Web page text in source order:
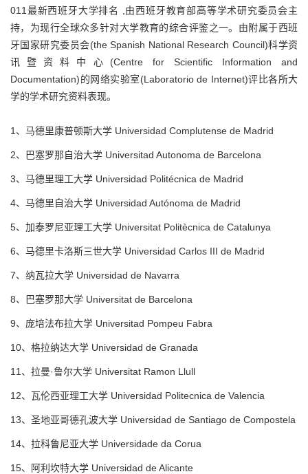
011最新西班牙大学排名 ,由西班牙教育部高等学术研究委员会主
持，为现行全球众多针对大学教育的综合评鉴之一。由附属于西班
牙国家研究委员会(the Spanish National Research Council)科学资
讯暨资料中心(Centre for Scientific Information and
Documentation)的网络实验室(Laboratorio de Internet)评比各所大
学的学术研究资料表现。
1、马德里康普顿斯大学 Universidad Complutense de Madrid
2、巴塞罗那自治大学 Universitad Autonoma de Barcelona
3、马德里理工大学 Universidad Politécnica de Madrid
4、马德里自治大学 Universidad Autónoma de Madrid
5、加泰罗尼亚理工大学 Universitat Politècnica de Catalunya
6、马德里卡洛斯三世大学 Universidad Carlos III de Madrid
7、纳瓦拉大学 Universidad de Navarra
8、巴塞罗那大学 Universitat de Barcelona
9、庞培法布拉大学 Universitad Pompeu Fabra
10、格拉纳达大学 Universidad de Granada
11、拉曼·鲁尔大学 Universitat Ramon Llull
12、瓦伦西亚理工大学 Universidad Politecnica de Valencia
13、圣地亚哥德孔波大学 Universidad de Santiago de Compostela
14、拉科鲁尼亚大学 Universidade da Corua
15、阿利坎特大学 Universidad de Alicante